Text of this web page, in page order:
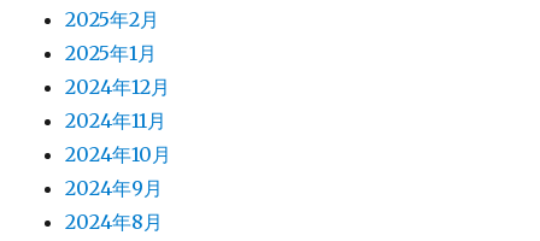
2025年2月
2025年1月
2024年12月
2024年11月
2024年10月
2024年9月
2024年8月